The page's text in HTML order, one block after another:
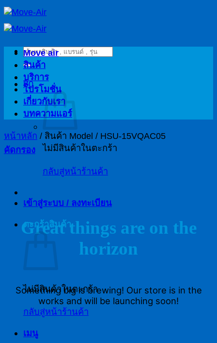
ข้าม
ไป
เนื้อหาค้นหา:
฿0
ไม่มีสินค้าในตะกร้า
กลับสู่หน้าร้านค้า
เข้าสู่ระบบ / ลงทะเบียน
ตะกร้าสินค้า
ไม่มีสินค้าในตะกร้า
กลับสู่หน้าร้านค้า
เมนู
Move air
สินค้า
บริการ
โปรโมชั่น
เกี่ยวกับเรา
บทความแอร์
หน้าหลัก / สินค้า Model / HSU-15VQAC05
คัดกรอง
Great things are on the
horizon
Something big is brewing! Our store is in the
works and will be launching soon!